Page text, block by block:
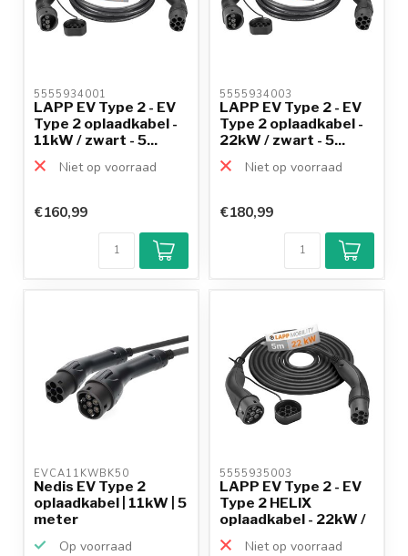
5555934001
LAPP EV Type 2 - EV
Type 2 oplaadkabel -
11kW / zwart - 5...
Niet op voorraad
€160,99
5555934003
LAPP EV Type 2 - EV
Type 2 oplaadkabel -
22kW / zwart - 5...
Niet op voorraad
Klantenbeoordeling
9,2/10
Achteraf
betalen mogelijk
€180,99
EVCA11KWBK50
Nedis EV Type 2
oplaadkabel | 11kW | 5
meter
Op voorraad
5555935003
LAPP EV Type 2 - EV
Type 2 HELIX
oplaadkabel - 22kW /
zwa...
Niet op voorraad